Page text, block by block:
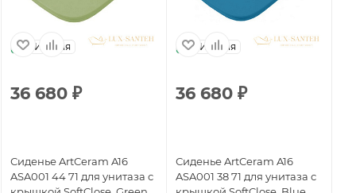
Италия
36 680 ₽
Сиденье ArtCeram A16
ASA001 44 71 для унитаза с
Италия
36 680 ₽
Сиденье ArtCeram A16
ASA001 38 71 для унитаза с